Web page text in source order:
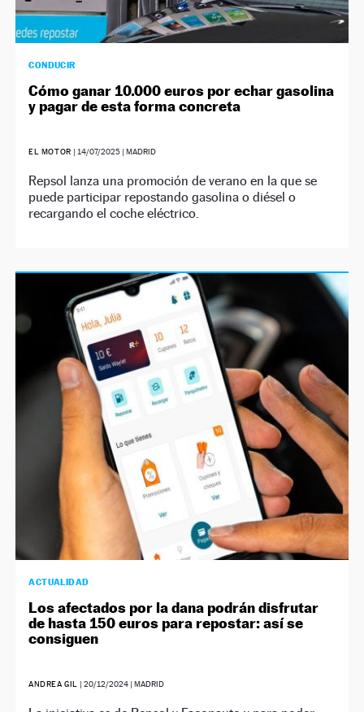
CONDUCIR
Cómo ganar 10.000 euros por echar gasolina
y pagar de esta forma concreta
EL MOTOR | 14/07/2025| MADRID
Repsol lanza una promoción de verano en la que se
puede participar repostando gasolina o diésel o
recargando el coche eléctrico.
ACTUALIDAD
Los afectados por la dana podrán disfrutar
de hasta 150 euros para repostar: así se
consiguen
ANDREA GIL | 20/12/2024| MADRID